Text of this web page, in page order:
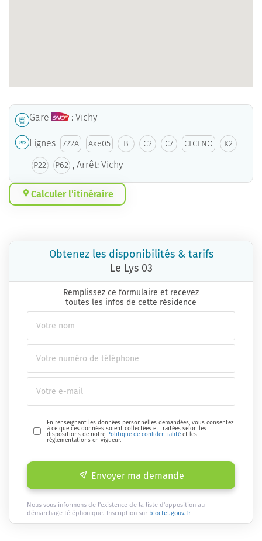
Gare : Vichy
Lignes 722A Axe05 B C2 C7 CLCLNO K2
P22 P62 , Arrêt: Vichy
Calculer l’itinéraire
Obtenez les disponibilités & tarifs
Le Lys 03
Remplissez ce formulaire et recevez
toutes les infos de cette résidence
En renseignant les données personnelles demandées, vous consentez
à ce que ces données soient collectées et traitées selon les
dispositions de notre Politique de confidentialité et les
réglementations en vigueur.
Envoyer ma demande
Nous vous informons de l'existence de la liste d'opposition au
démarchage téléphonique. Inscription sur bloctel.gouv.fr